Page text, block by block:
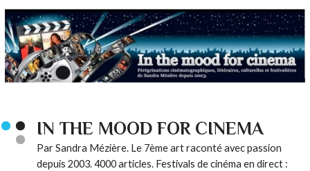
IN THE MOOD FOR CINEMA
Par Sandra Mézière. Le 7ème art raconté avec passion
depuis 2003. 4000 articles. Festivals de cinéma en direct :